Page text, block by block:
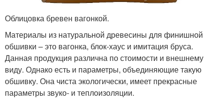
Облицовка бревен вагонкой.
Материалы из натуральной древесины для финишной
обшивки – это вагонка, блок-хаус и имитация бруса.
Данная продукция различна по стоимости и внешнему
виду. Однако есть и параметры, объединяющие такую
обшивку. Она чиста экологически, имеет прекрасные
параметры звуко- и теплоизоляции.